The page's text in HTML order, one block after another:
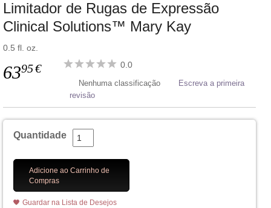
Limitador de Rugas de Expressão
Clinical Solutions™ Mary Kay
0.5 fl. oz.
6395€ 0.0
Nenhuma classificação
Escreva a primeira
revisão
Quantidade
Adicione ao Carrinho de
Compras
Guardar na Lista de Desejos